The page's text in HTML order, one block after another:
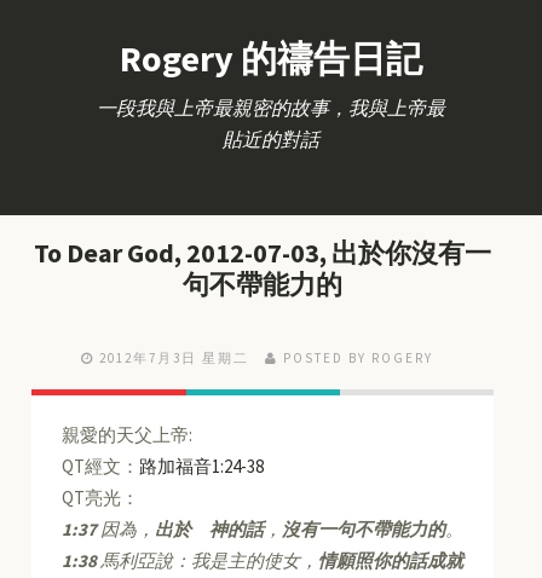
Rogery 的禱告日記
一段我與上帝最親密的故事，我與上帝最
貼近的對話
To Dear God, 2012-07-03, 出於你沒有一
句不帶能力的
2012年7月3日 星期二 POSTED BY ROGERY
親愛的天父上帝:
QT經文： 路加福音1:24-38
QT亮光：
1:37因為， 出於 神的話， 沒有一句不帶能力的。
1:38馬利亞說：我是主的使女， 情願照你的話成就